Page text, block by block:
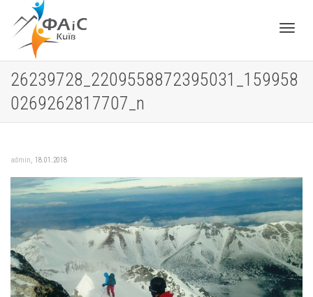
26239728_2209558872395031_159958
0269262817707_n
admin, 18.01.2018